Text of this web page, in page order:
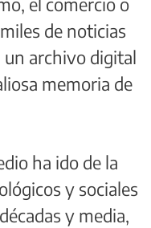
de noticias
un archivo digital
memoria de
ha ido de la
y sociales
y media,